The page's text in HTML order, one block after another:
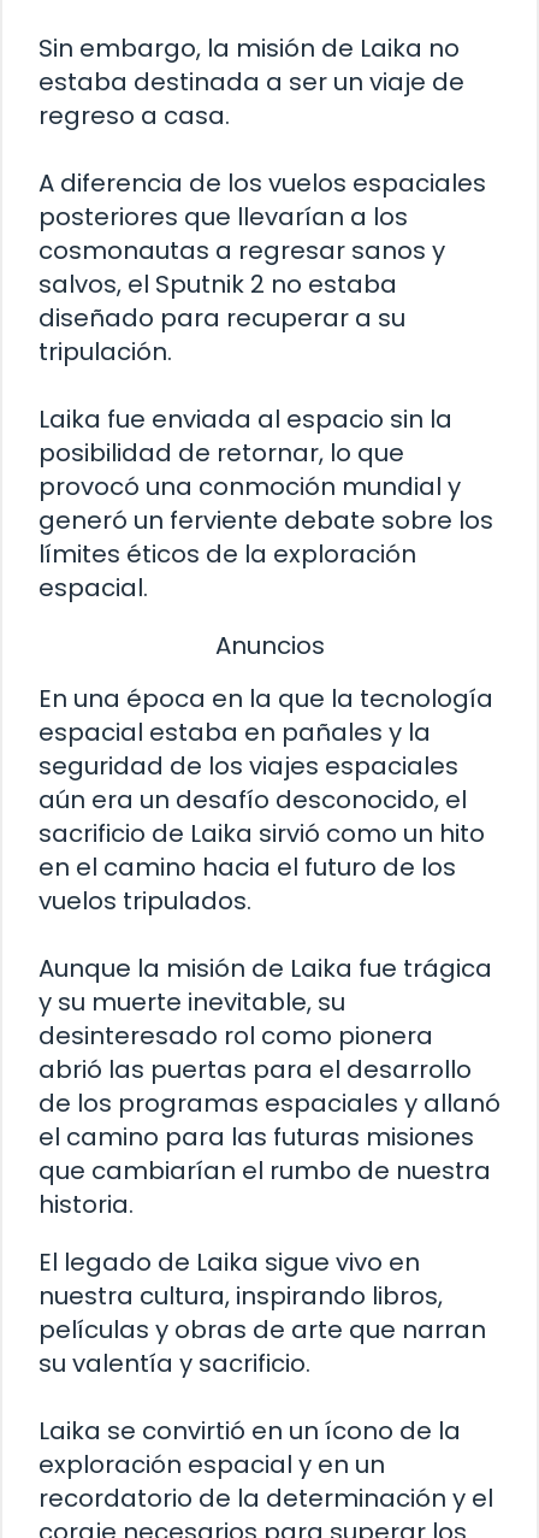
Sin embargo, la misión de Laika no
estaba destinada a ser un viaje de
regreso a casa.
A diferencia de los vuelos espaciales
posteriores que llevarían a los
cosmonautas a regresar sanos y
salvos, el Sputnik 2 no estaba
diseñado para recuperar a su
tripulación.
Laika fue enviada al espacio sin la
posibilidad de retornar, lo que
provocó una conmoción mundial y
generó un ferviente debate sobre los
límites éticos de la exploración
espacial.
Anuncios
En una época en la que la tecnología
espacial estaba en pañales y la
seguridad de los viajes espaciales
aún era un desafío desconocido, el
sacrificio de Laika sirvió como un hito
en el camino hacia el futuro de los
vuelos tripulados.
Aunque la misión de Laika fue trágica
y su muerte inevitable, su
desinteresado rol como pionera
abrió las puertas para el desarrollo
de los programas espaciales y allanó
el camino para las futuras misiones
que cambiarían el rumbo de nuestra
historia.
El legado de Laika sigue vivo en
nuestra cultura, inspirando libros,
películas y obras de arte que narran
su valentía y sacrificio.
Laika se convirtió en un ícono de la
exploración espacial y en un
recordatorio de la determinación y el